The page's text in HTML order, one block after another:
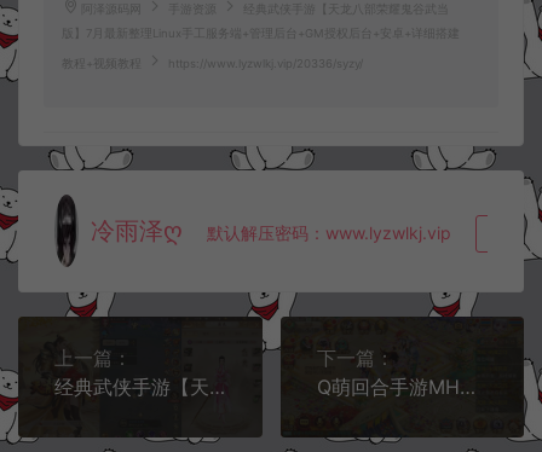
阿泽源码网 手游资源
经典武侠手游【天龙八部荣耀鬼谷武当
版】7月最新整理Linux手工服务端+管理后台+GM授权后台+安卓+详细搭建
教程+视频教程 https://www.lyzwlkj.vip/20336/syzy/
冷雨泽ღ 默认解压密码：www.lyzwlkj.vip 复
上一篇：
经典武侠手游【天龙八部荣耀版】7月最新整理Linux手工服务端+管理后台+GM授权后台+安卓+详细搭建教程+视频教程
下一篇：
Q萌回合手游MH诛仙【唐风华韵14职业】7月最新整理Linux手工服务端+本地IP验证+GM后台+安卓苹果双端+详细搭建教程+视频教程